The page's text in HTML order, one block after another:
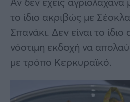
το ίδιο ακριβώς με
Σπανάκι. Δεν είναι το ίδιο
νόστιμη εκδοχή να
με τρόπο Κερκυραϊκό.